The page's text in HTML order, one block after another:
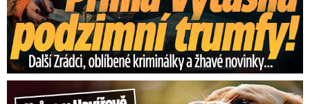
Hrůza v Havířově: Pes pokousal chlapečka (2) ve tváři!